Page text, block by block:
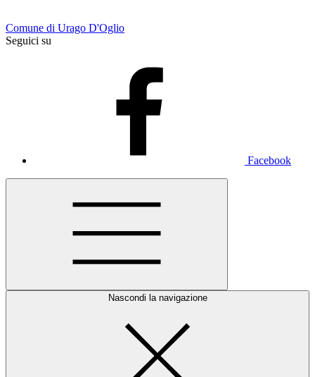
Comune di Urago D'Oglio
Seguici su
Facebook
Nascondi la navigazione